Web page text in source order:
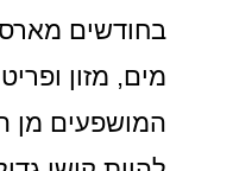
בחודשים
מים, מזון
המושפעים מן